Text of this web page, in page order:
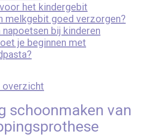
het kindergebit
melkgebit goed verzorgen?
napoetsen bij kinderen
je beginnen met
overzicht
schoonmaken van